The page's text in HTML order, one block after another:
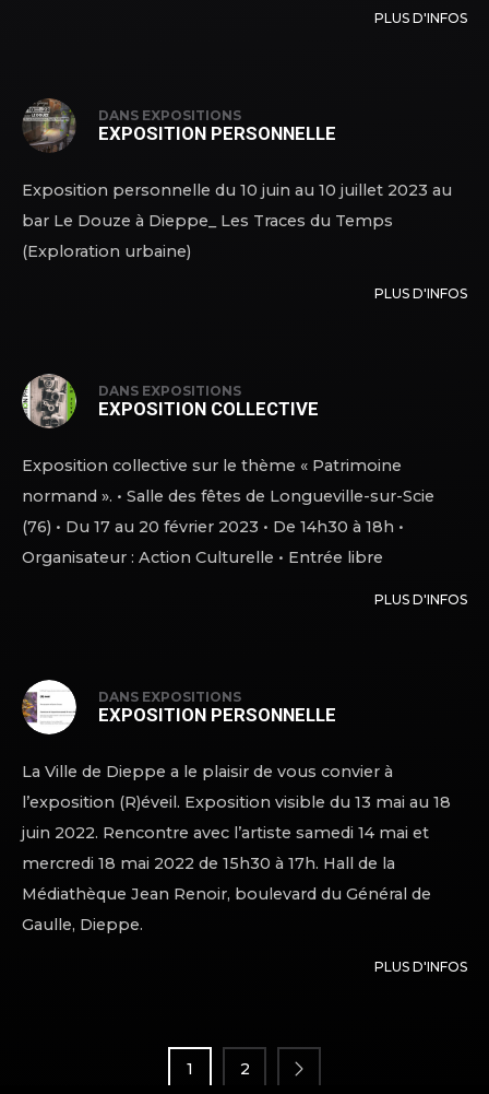
PLUS D'INFOS
DANS EXPOSITIONS
EXPOSITION PERSONNELLE
Exposition personnelle du 10 juin au 10 juillet 2023 au
bar Le Douze à Dieppe_ Les Traces du Temps
(Exploration urbaine)
PLUS D'INFOS
DANS EXPOSITIONS
EXPOSITION COLLECTIVE
Exposition collective sur le thème « Patrimoine
normand ». • Salle des fêtes de Longueville-sur-Scie
(76) • Du 17 au 20 février 2023 • De 14h30 à 18h •
Organisateur : Action Culturelle • Entrée libre
PLUS D'INFOS
DANS EXPOSITIONS
EXPOSITION PERSONNELLE
La Ville de Dieppe a le plaisir de vous convier à
l’exposition (R)éveil. Exposition visible du 13 mai au 18
juin 2022. Rencontre avec l’artiste samedi 14 mai et
mercredi 18 mai 2022 de 15h30 à 17h. Hall de la
Médiathèque Jean Renoir, boulevard du Général de
Gaulle, Dieppe.
PLUS D'INFOS
PUBLICATIONS
1 2